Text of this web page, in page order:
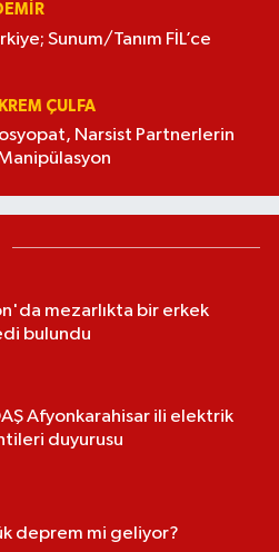
Sunum/Tanım FİL’ce
ÇULFA
Narsist Partnerlerin
mezarlıkta bir erkek
bulundu
Afyonkarahisar ili elektrik
duyurusu
deprem mi geliyor?